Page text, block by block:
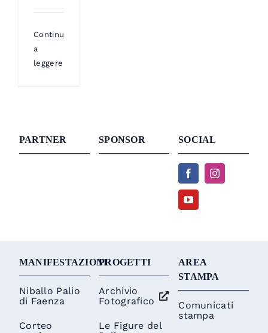
Continua
a
leggere
PARTNER SPONSOR SOCIAL
MANIFESTAZIONI
Niballo Palio
di Faenza
Corteo
PROGETTI
Archivio
Fotografico
Le Figure del
AREA
STAMPA
Comunicati
stampa